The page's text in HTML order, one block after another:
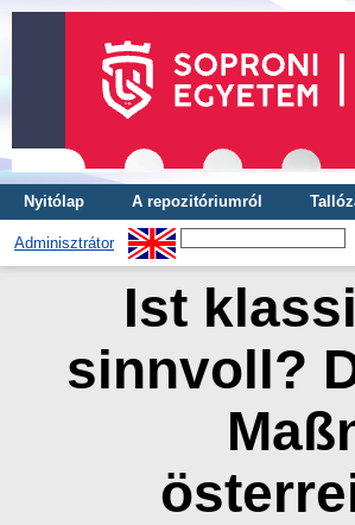
Nyitólap A repozitóriumról
Adminisztrátor
Ist
sinnvoll?